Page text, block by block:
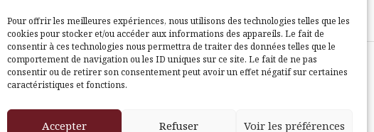
Pour offrir les meilleures expériences, nous utilisons des technologies telles que les
cookies pour stocker et/ou accéder aux informations des appareils. Le fait de
consentir à ces technologies nous permettra de traiter des données telles que le
comportement de navigation ou les ID uniques sur ce site. Le fait de ne pas
consentir ou de retirer son consentement peut avoir un effet négatif sur certaines
caractéristiques et fonctions.
Accepter Refuser Voir les préférences
par Themeisle